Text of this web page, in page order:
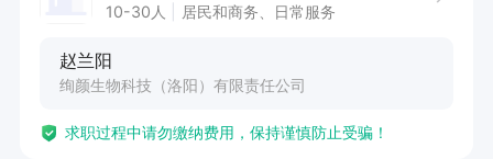
10-30人 居民和商务、日常服务
赵兰阳
绚颜生物科技（洛阳）有限责任公司
求职过程中请勿缴纳费用，保持谨慎防止受骗！